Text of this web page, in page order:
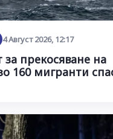
4 Август 2026, 12:17
прекосяване на
160 мигранти